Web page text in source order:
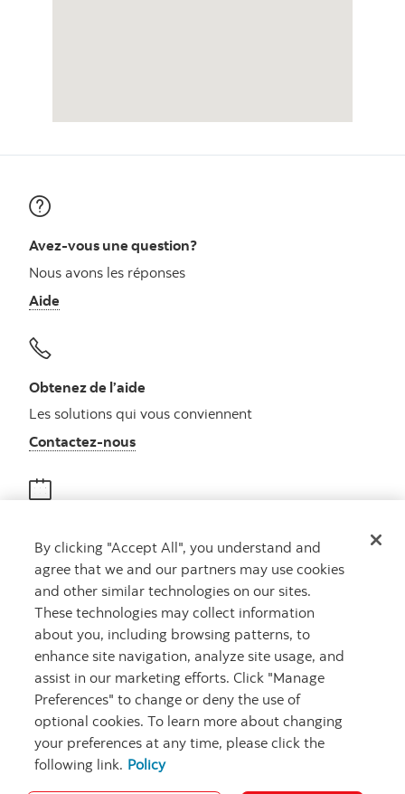
Avez-vous une question?
Nous avons les réponses
Aide
Obtenez de l’aide
Les solutions qui vous conviennent
Contactez-nousAutres numéros, contactez-nous par
Rencontrez un conseiller
Prenez rendez-vous
Carrières Ma banque à moi Notes juridiques Confidentialité
By clicking "Accept All", you understand and
agree that we and our partners may use cookies
and other similar technologies on our sites.
These technologies may collect information
about you, including browsing patterns, to
enhance site navigation, analyze site usage, and
assist in our marketing efforts. Click "Manage
Preferences" to change or deny the use of
optional cookies. To learn more about changing
your preferences at any time, please click the
following link. Policy